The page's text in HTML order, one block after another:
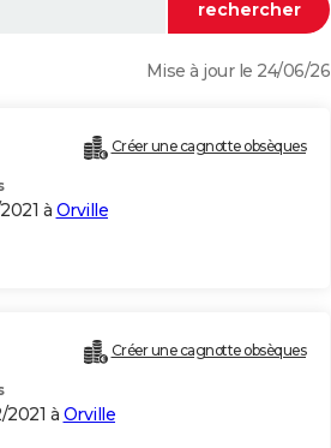
Mise à jour le 24/06/26
Créer une cagnotte obsèques
à Orville
Créer une cagnotte obsèques
2021 à Orville